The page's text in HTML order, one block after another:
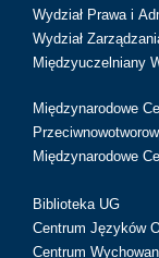
Wydział Prawa i
Wydział
Międzyuczelniany
Międzynarodowe
Międzynarodowe
Biblioteka UG
Centrum Języków
Centrum